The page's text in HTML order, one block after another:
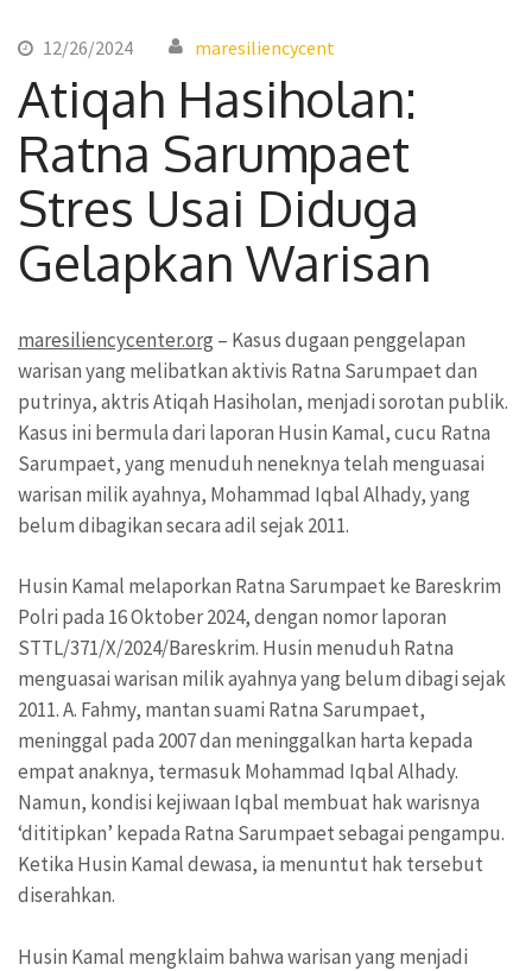
12/26/2024 maresiliencycent
Atiqah Hasiholan:
Ratna Sarumpaet
Stres Usai Diduga
Gelapkan Warisan
maresiliencycenter.org – Kasus dugaan penggelapan
warisan yang melibatkan aktivis Ratna Sarumpaet dan
putrinya, aktris Atiqah Hasiholan, menjadi sorotan publik.
Kasus ini bermula dari laporan Husin Kamal, cucu Ratna
Sarumpaet, yang menuduh neneknya telah menguasai
warisan milik ayahnya, Mohammad Iqbal Alhady, yang
belum dibagikan secara adil sejak 2011.
Husin Kamal melaporkan Ratna Sarumpaet ke Bareskrim
Polri pada 16 Oktober 2024, dengan nomor laporan
STTL/371/X/2024/Bareskrim. Husin menuduh Ratna
menguasai warisan milik ayahnya yang belum dibagi sejak
2011. A. Fahmy, mantan suami Ratna Sarumpaet,
meninggal pada 2007 dan meninggalkan harta kepada
empat anaknya, termasuk Mohammad Iqbal Alhady.
Namun, kondisi kejiwaan Iqbal membuat hak warisnya
‘dititipkan’ kepada Ratna Sarumpaet sebagai pengampu.
Ketika Husin Kamal dewasa, ia menuntut hak tersebut
diserahkan.
Husin Kamal mengklaim bahwa warisan yang menjadi